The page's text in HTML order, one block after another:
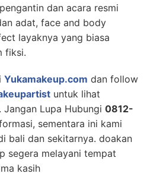
dan acara resmi
adat, face and body
layaknya yang biasa
fiksi.
Yukamakeup.com dan follow
untuk lihat
Lupa Hubungi 0812-
sementara ini kami
bali dan sekitarnya. doakan
segera melayani tempat
kasih